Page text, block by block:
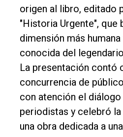
origen al libro, editado
"Historia Urgente", que
dimensión más
conocida del
La presentación contó
concurrencia de
con atención el
periodistas y celebró
una obra dedicada a